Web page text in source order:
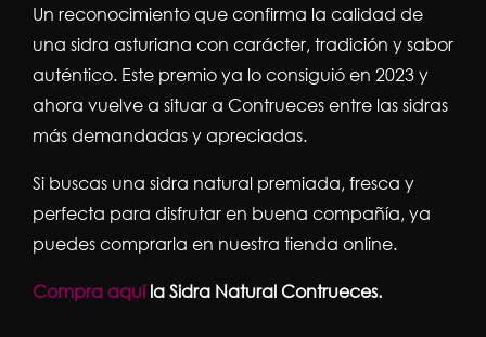
Hay inventos que cambian costumbres, y luego
está el Isidrín, el escanciador eléctrico que ha
revolucionado el mundo de la [...]
Poradmin | 11 de noviembre 2025 | Noticias
Más información
Un reconocimiento que confirma la calidad de
una sidra asturiana con carácter, tradición y sabor
auténtico. Este premio ya lo consiguió en 2023 y
ahora vuelve a situar a Contrueces entre las sidras
más demandadas y apreciadas.
Si buscas una sidra natural premiada, fresca y
perfecta para disfrutar en buena compañía, ya
puedes comprarla en nuestra tienda online.
Compra aquíla Sidra Natural Contrueces.